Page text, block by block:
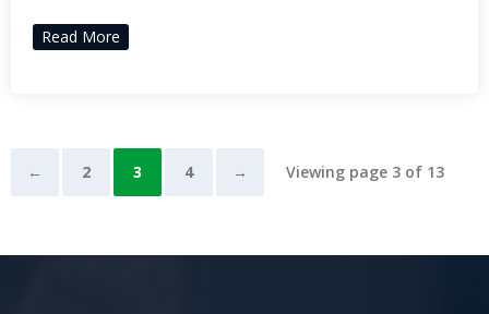
Read More
← 2 3 4 → Viewing page 3 of 13